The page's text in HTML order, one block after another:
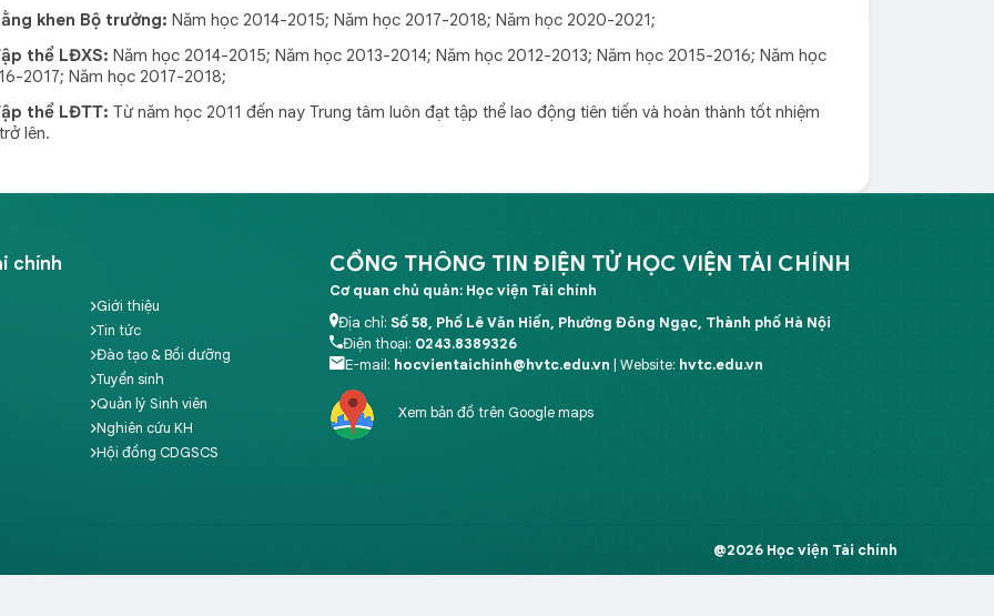
khen Bộ trưởng: Năm học 2014-2015; Năm học 2017-2018; Năm học 2020-2021;
thể LĐXS: Năm học 2014-2015; Năm học 2013-2014; Năm học 2012-2013; Năm học 2015-2016; Năm học
2017; Năm học 2017-2018;
thể LĐTT: Từ năm học 2011 đến nay Trung tâm luôn đạt tập thể lao động tiên tiến và hoàn thành tốt nhiệm
lên.
chính
Giới thiệu
Tin tức
Đào tạo & Bồi dưỡng
Tuyển sinh
Quản lý Sinh viên
Nghiên cứu KH
Hội đồng CDGSCS
CỔNG THÔNG TIN ĐIỆN TỬ HỌC VIỆN TÀI CHÍNH
Cơ quan chủ quản: Học viện Tài chính
Địa chỉ:Số 58, Phố Lê Văn Hiến, Phường Đông Ngạc, Thành phố Hà Nội
Điện thoại: 0243.8389326
E-mail: hocvientaichinh@hvtc.edu.vn | Website: hvtc.edu.vn
Xem bản đồ trên Google maps
@2026 Học viện Tài chính